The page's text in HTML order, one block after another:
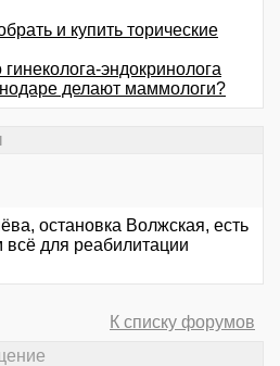
и купить торические
эндокринолога
делают маммологи?
остановка Волжская, есть
для реабилитации
К списку форумов